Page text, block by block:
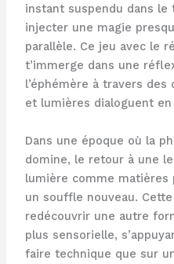
instant suspendu dans le
injecter une magie
parallèle. Ce jeu avec le
t’immerge dans une
l’éphémère à travers
et lumières dialoguent en
Dans une époque où la
domine, le retour à une
lumière comme matières
un souffle nouveau.
redécouvrir une autre
plus sensorielle,
faire technique que sur